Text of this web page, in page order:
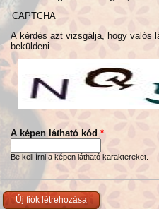
CAPTCHA
A kérdés azt vizsgálja, hogy valós
beküldeni.
A képen látható kód *
Be kell írni a képen látható karaktereket.